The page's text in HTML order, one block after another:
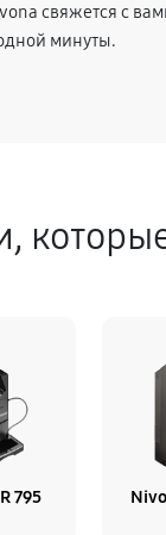
свяжется с
минуты.
795